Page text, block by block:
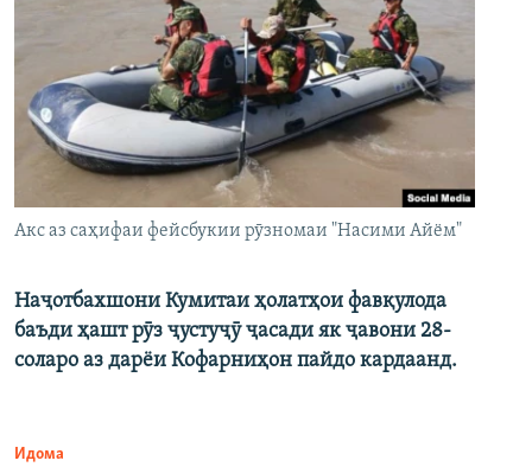
Акс аз саҳифаи фейсбукии рӯзномаи "Насими Айём"
Наҷотбахшони Кумитаи ҳолатҳои фавқулода
баъди ҳашт рӯз ҷустуҷӯ ҷасади як ҷавони 28-
соларо аз дарёи Кофарниҳон пайдо кардаанд.
Идома